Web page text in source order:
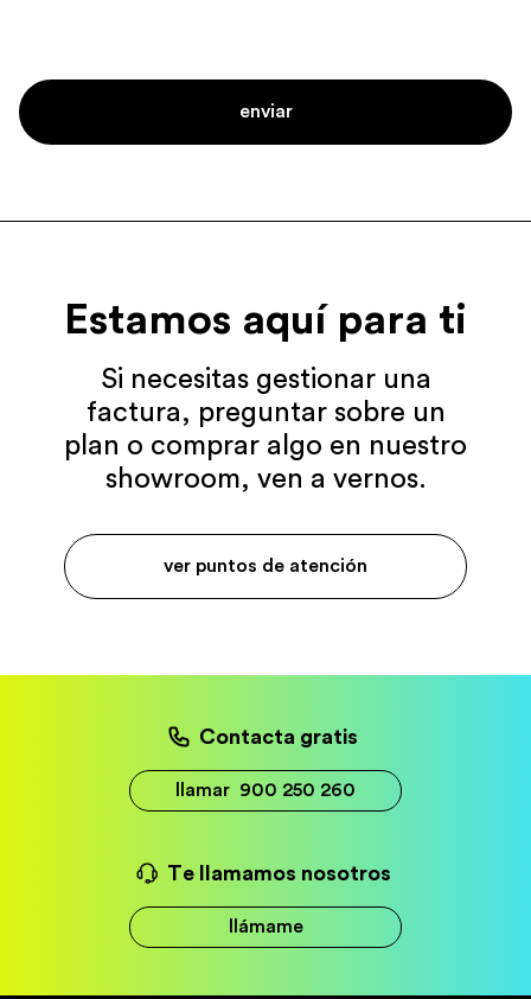
Estamos aquí para ti
Si necesitas gestionar una
factura, preguntar sobre un
plan o comprar algo en nuestro
showroom, ven a vernos.
ver puntos de atención
Contacta gratis
llamar 900 250 260
Te llamamos nosotros
llámame